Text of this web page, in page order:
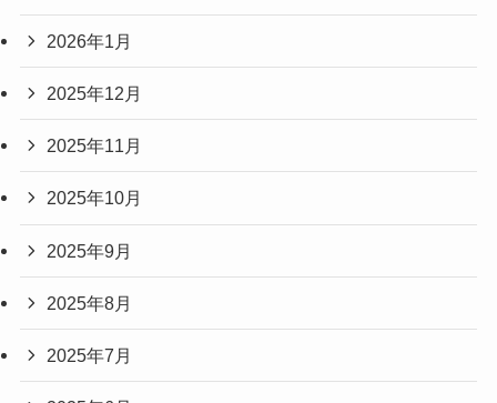
2026年1月
2025年12月
2025年11月
2025年10月
2025年9月
2025年8月
2025年7月